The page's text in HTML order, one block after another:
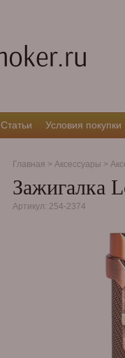
Статьи Условия покупки
Главная > Аксессуары >
Зажигалка
Артикул: 254-2374